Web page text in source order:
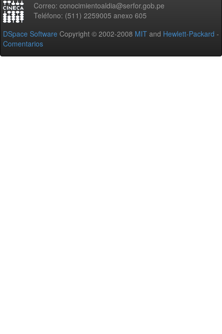
Correo: conocimientoaldia@serfor.gob.pe
Teléfono: (511) 2259005 anexo 605
DSpace Software Copyright © 2002-2008 MIT and Hewlett-Packard -
Comentarios